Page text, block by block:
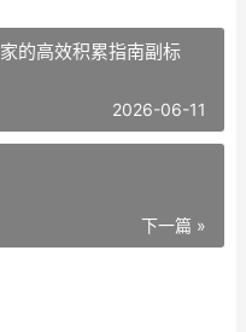
的高效积累指南副标
2026-06-11
下一篇 »